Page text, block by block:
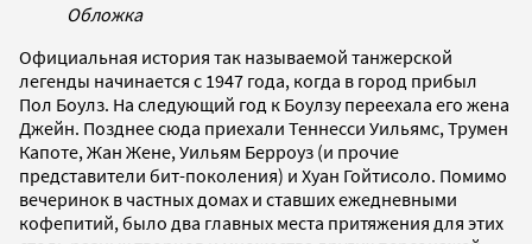
Обложка
Официальная история так называемой танжерской
легенды начинается с 1947 года, когда в город прибыл
Пол Боулз. На следующий год к Боулзу переехала его жена
Джейн. Позднее сюда приехали Теннесси Уильямс, Трумен
Капоте, Жан Жене, Уильям Берроуз (и прочие
представители бит-поколения) и Хуан Гойтисоло. Помимо
вечеринок в частных домах и ставших ежедневными
кофепитий, было два главных места притяжения для этих